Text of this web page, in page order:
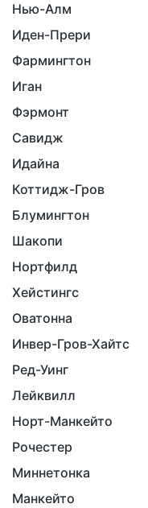
Нью-Алм
Иден-Прери
Фармингтон
Иган
Фэрмонт
Савидж
Идайна
Коттидж-Гров
Блумингтон
Шакопи
Нортфилд
Хейстингс
Оватонна
Инвер-Гров-Хайтс
Ред-Уинг
Лейквилл
Норт-Манкейто
Рочестер
Миннетонка
Манкейто